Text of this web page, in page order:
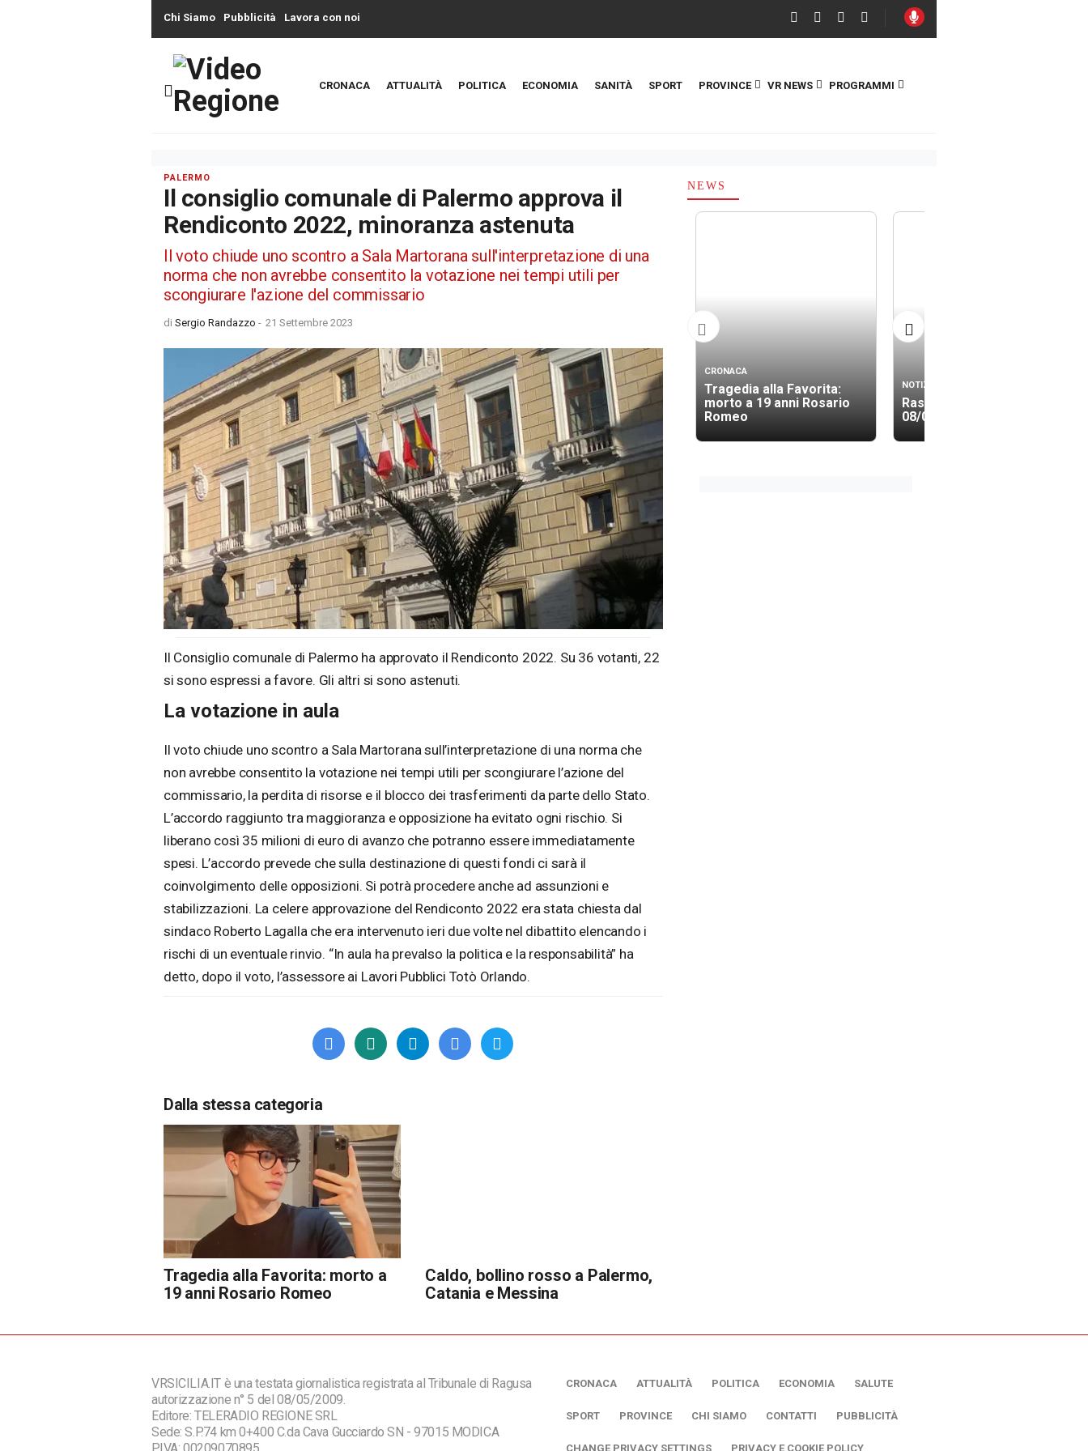
Chi Siamo Pubblicità Lavora con noi
CRONACA ATTUALITÀ POLITICA ECONOMIA SANITÀ SPORT PROVINCE VR NEWS PROGRAMMI
PALERMO
Il consiglio comunale di Palermo approva il
Rendiconto 2022, minoranza astenuta
Il voto chiude uno scontro a Sala Martorana sull'interpretazione di una
norma che non avrebbe consentito la votazione nei tempi utili per
scongiurare l'azione del commissario
di Sergio Randazzo - 21 Settembre 2023
Il Consiglio comunale di Palermo ha approvato il Rendiconto 2022. Su 36 votanti, 22
si sono espressi a favore. Gli altri si sono astenuti.
La votazione in aula
Il voto chiude uno scontro a Sala Martorana sull’interpretazione di una norma che
non avrebbe consentito la votazione nei tempi utili per scongiurare l’azione del
commissario, la perdita di risorse e il blocco dei trasferimenti da parte dello Stato.
L’accordo raggiunto tra maggioranza e opposizione ha evitato ogni rischio. Si
liberano così 35 milioni di euro di avanzo che potranno essere immediatamente
spesi. L’accordo prevede che sulla destinazione di questi fondi ci sarà il
coinvolgimento delle opposizioni. Si potrà procedere anche ad assunzioni e
stabilizzazioni. La celere approvazione del Rendiconto 2022 era stata chiesta dal
sindaco Roberto Lagalla che era intervenuto ieri due volte nel dibattito elencando i
rischi di un eventuale rinvio. “In aula ha prevalso la politica e la responsabilità” ha
detto, dopo il voto, l’assessore ai Lavori Pubblici Totò Orlando.
Dalla stessa categoria
Tragedia alla Favorita: morto a
19 anni Rosario Romeo
Caldo, bollino rosso a Palermo,
Catania e Messina
NEWS
CRONACA
Tragedia alla Favorita:
morto a 19 anni Rosario
Romeo
NOTIZIE
Rassegna Stampa
08/08/2026
VRSICILIA.IT è una testata giornalistica registrata al Tribunale di Ragusa
autorizzazione n° 5 del 08/05/2009.
Editore: TELERADIO REGIONE SRL
Sede: S.P.74 km 0+400 C.da Cava Gucciardo SN - 97015 MODICA
CRONACA ATTUALITÀ POLITICA ECONOMIA SALUTE
SPORT PROVINCE CHI SIAMO CONTATTI PUBBLICITÀ
CHANGE PRIVACY SETTINGS PRIVACY E COOKIE POLICY